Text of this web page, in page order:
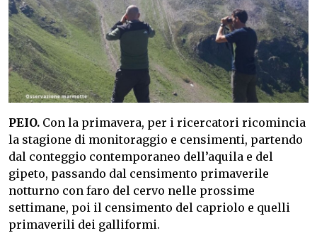
PEIO. Con la primavera, per i ricercatori ricomincia
la stagione di monitoraggio e censimenti, partendo
dal conteggio contemporaneo dell’aquila e del
gipeto, passando dal censimento primaverile
notturno con faro del cervo nelle prossime
settimane, poi il censimento del capriolo e quelli
primaverili dei galliformi.